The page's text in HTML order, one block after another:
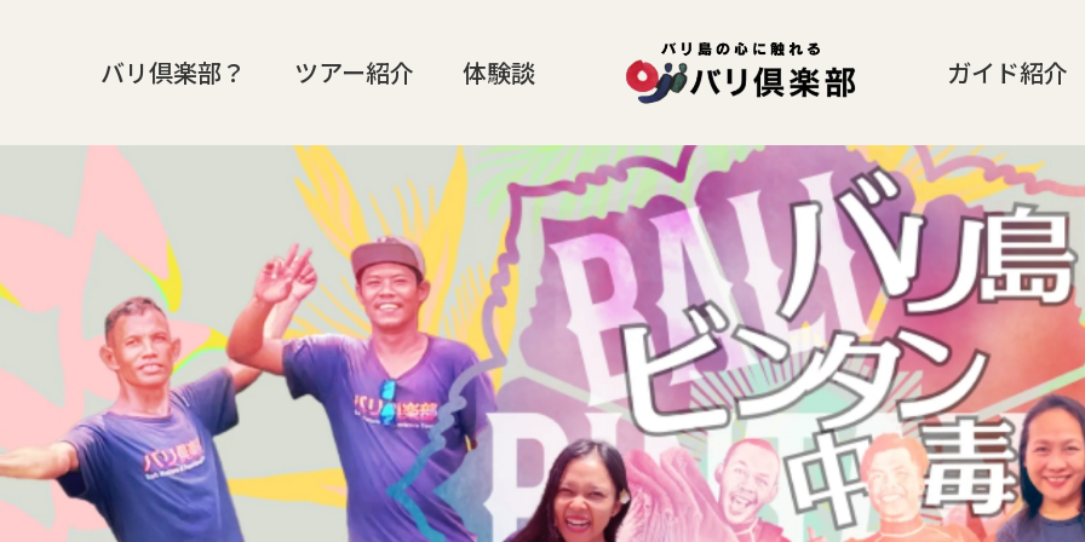
バリ倶楽部？ ツアー紹介 体験談 ガイド紹介